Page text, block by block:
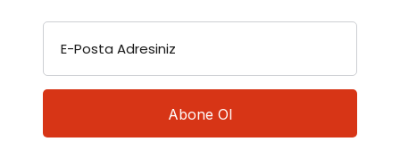
E-Posta Adresiniz